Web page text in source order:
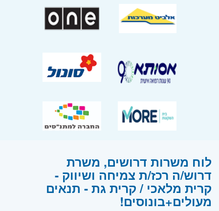
לוח משרות דרושים, משרת
דרוש/ה רכז/ת צמיחה ושיווק -
קרית מלאכי / קרית גת - תנאים
מעולים+בונוסים!